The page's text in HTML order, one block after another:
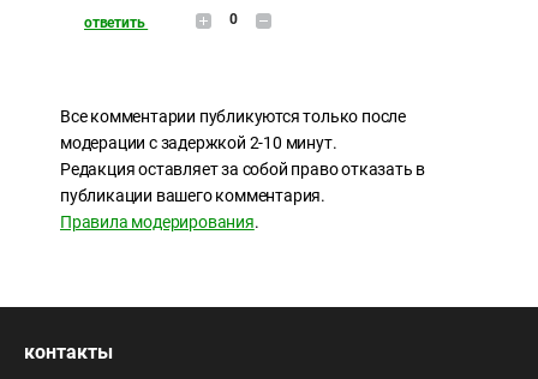
ответить 0
Все комментарии публикуются только после
модерации с задержкой 2-10 минут.
Редакция оставляет за собой право отказать в
публикации вашего комментария.
Правила модерирования.
контакты